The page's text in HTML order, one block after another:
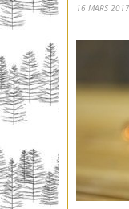
16 MARS 2017